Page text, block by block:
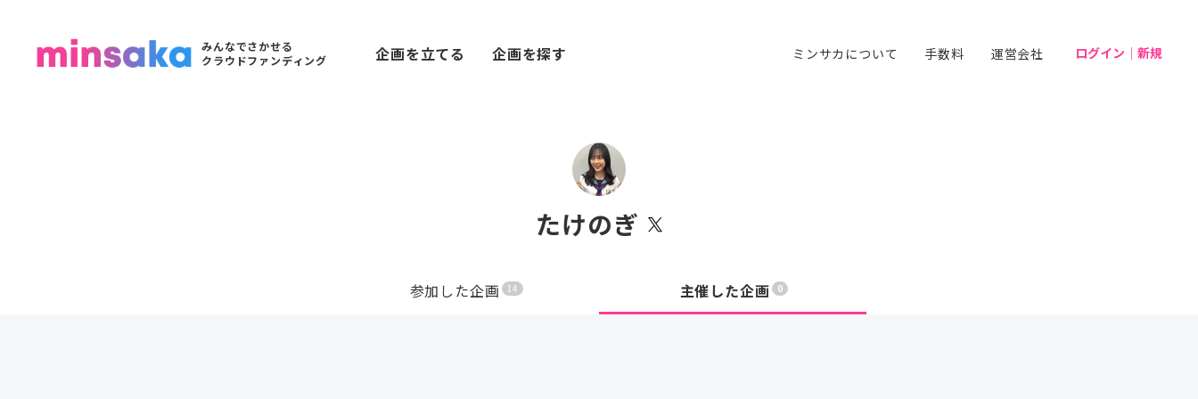
みんなでさかせる
クラウドファンディング
企画を立てる 企画を探す ミンサカについて 手数料 運営会社 ログイン｜新規
たけのぎ
参加した企画 14 主催した企画 0